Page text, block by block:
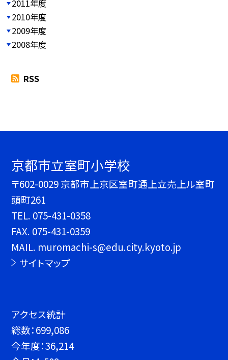
2011年度
2010年度
2009年度
2008年度
RSS
京都市立室町小学校
〒602-0029 京都市上京区室町通上立売上ル室町
頭町261
TEL. 075-431-0358
FAX. 075-431-0359
MAIL. muromachi-s@edu.city.kyoto.jp
サイトマップ
アクセス統計
総数：699,086
今年度：36,214